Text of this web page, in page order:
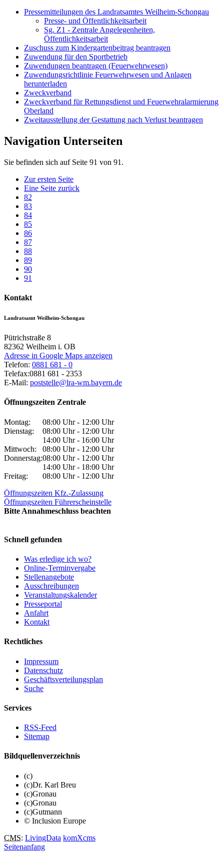
Pressemitteilungen des Landratsamtes Weilheim-Schongau
Presse- und Öffentlichkeitsarbeit
Sg. Z1 - Zentrale Angelegenheiten,
Öffentlichkeitsarbeit
Zuschuss zum Kindergartenbeitrag beantragen
Zuwendung für den Sportbetrieb
Zuwendungen beantragen (Feuerwehrwesen)
Zuwendungsrichtlinie Feuerwehrwesen und Anlagen
herunterladen
Zweckverband
Zweckverband für Rettungsdienst und Feuerwehralarmierung
Oberland
Zweitausstellung der Gestattung nach Verlust beantragen
Navigation Unterseiten
Sie befinden sich auf Seite 91 von 91.
Zur ersten Seite
Eine Seite zurück
82
83
84
85
86
87
88
89
90
91
Kontakt
Landratsamt Weilheim-Schongau
Pütrichstraße 8
82362 Weilheim i. OB
Adresse in Google Maps anzeigen
Telefon: 0881 681 - 0
Telefax:0881 681 - 2353
E-Mail: poststelle@lra-wm.bayern.de
Öffnungszeiten Zentrale
Montag:
08:00 Uhr - 12:00 Uhr
Dienstag:
08:00 Uhr - 12:00 Uhr
14:00 Uhr - 16:00 Uhr
Mittwoch:
08:00 Uhr - 12:00 Uhr
Donnerstag:08:00 Uhr - 12:00 Uhr
14:00 Uhr - 18:00 Uhr
Freitag:
08:00 Uhr - 12:00 Uhr
Öffnungszeiten Kfz.-Zulassung
Öffnungszeiten Führerscheinstelle
Bitte Annahmeschluss beachten
Schnell gefunden
Was erledige ich wo?
Online-Terminvergabe
Stellenangebote
Ausschreibungen
Veranstaltungskalender
Presseportal
Anfahrt
Kontakt
Rechtliches
Impressum
Datenschutz
Geschäftsverteilungsplan
Suche
Services
RSS-Feed
Sitemap
Bildquellenverzeichnis
(c)
(c)Dr. Karl Breu
(c)Gronau
(c)Gronau
(c)Gutmann
© Inclusion Europe
CMS: LivingData komXcms
Seitenanfang